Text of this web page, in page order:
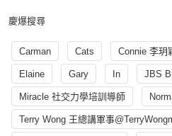
慶爆搜尋
Carman Cats Connie 李玥
Elaine Gary In JBS
Miracle 社交力學培訓導師
Terry Wong 王總講軍事